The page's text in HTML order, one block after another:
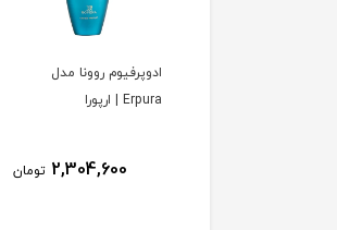
ادوپرفیوم روونا مدل
Erpura | ارپورا
2,304,600 تومان